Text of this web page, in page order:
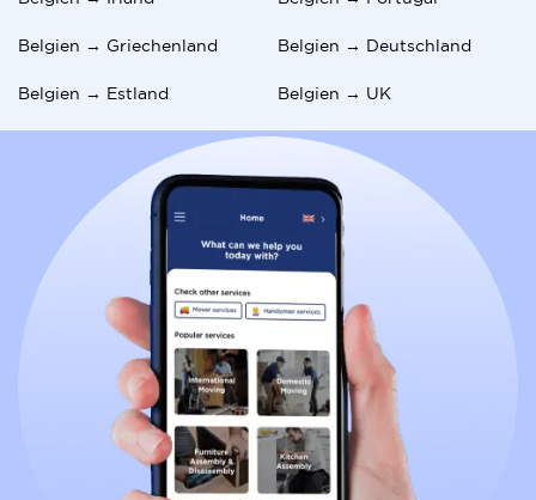
Belgien → Griechenland Belgien → Deutschland
Belgien → Estland Belgien → UK